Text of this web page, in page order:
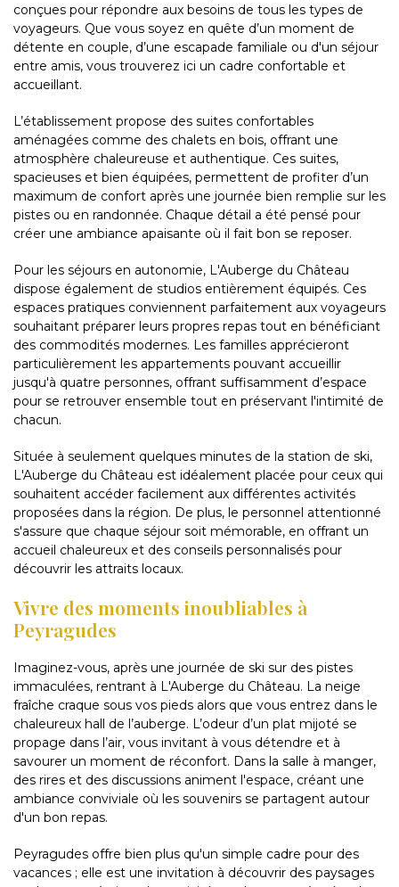
conçues pour répondre aux besoins de tous les types de
voyageurs. Que vous soyez en quête d’un moment de
détente en couple, d’une escapade familiale ou d'un séjour
entre amis, vous trouverez ici un cadre confortable et
accueillant.
L’établissement propose des suites confortables
aménagées comme des chalets en bois, offrant une
atmosphère chaleureuse et authentique. Ces suites,
spacieuses et bien équipées, permettent de profiter d’un
maximum de confort après une journée bien remplie sur les
pistes ou en randonnée. Chaque détail a été pensé pour
créer une ambiance apaisante où il fait bon se reposer.
Pour les séjours en autonomie, L'Auberge du Château
dispose également de studios entièrement équipés. Ces
espaces pratiques conviennent parfaitement aux voyageurs
souhaitant préparer leurs propres repas tout en bénéficiant
des commodités modernes. Les familles apprécieront
particulièrement les appartements pouvant accueillir
jusqu'à quatre personnes, offrant suffisamment d’espace
pour se retrouver ensemble tout en préservant l'intimité de
chacun.
Située à seulement quelques minutes de la station de ski,
L'Auberge du Château est idéalement placée pour ceux qui
souhaitent accéder facilement aux différentes activités
proposées dans la région. De plus, le personnel attentionné
s'assure que chaque séjour soit mémorable, en offrant un
accueil chaleureux et des conseils personnalisés pour
découvrir les attraits locaux.
Vivre des moments inoubliables à
Peyragudes
Imaginez-vous, après une journée de ski sur des pistes
immaculées, rentrant à L'Auberge du Château. La neige
fraîche craque sous vos pieds alors que vous entrez dans le
chaleureux hall de l’auberge. L’odeur d’un plat mijoté se
propage dans l’air, vous invitant à vous détendre et à
savourer un moment de réconfort. Dans la salle à manger,
des rires et des discussions animent l'espace, créant une
ambiance conviviale où les souvenirs se partagent autour
d'un bon repas.
Peyragudes offre bien plus qu'un simple cadre pour des
vacances ; elle est une invitation à découvrir des paysages